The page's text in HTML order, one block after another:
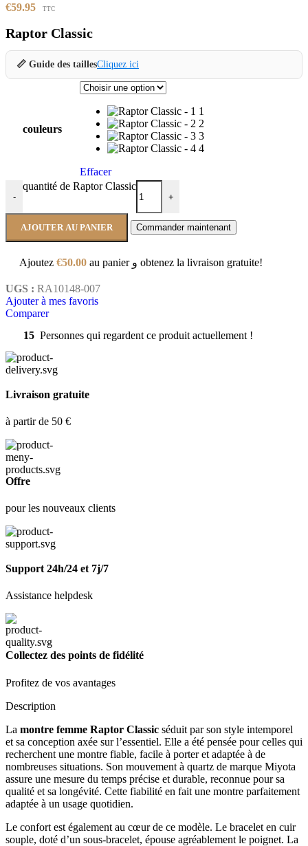
€59.95 TTC
Raptor Classic
📏 Guide des taillesCliquez ici
couleurs
1
2
3
4
Effacer
-
quantité de Raptor Classic
+
AJOUTER AU PANIER Commander maintenant
Ajoutez €50.00 au panier و obtenez la livraison gratuite!
UGS : RA10148-007
Ajouter à mes favoris
Comparer
15 Personnes qui regardent ce produit actuellement !
Livraison gratuite
à partir de 50 €
Offre
pour les nouveaux clients
Support 24h/24 et 7j/7
Assistance helpdesk
Collectez des points de fidélité
Profitez de vos avantages
Description
La montre femme Raptor Classic séduit par son style intemporel
et sa conception axée sur l’essentiel. Elle a été pensée pour celles qui
recherchent une montre fiable, facile à porter et adaptée à de
nombreuses situations. Son mouvement à quartz de marque Miyota
assure une mesure du temps précise et durable, reconnue pour sa
qualité et sa longévité. Cette fiabilité en fait une montre parfaitement
adaptée à un usage quotidien.
Le confort est également au cœur de ce modèle. Le bracelet en cuir
souple, doté d’un sous-bracelet, épouse agréablement le poignet. La